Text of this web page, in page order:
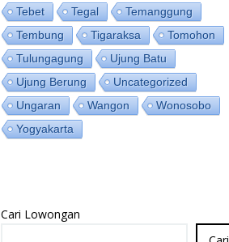
Tebet
Tegal
Temanggung
Tembung
Tigaraksa
Tomohon
Tulungagung
Ujung Batu
Ujung Berung
Uncategorized
Ungaran
Wangon
Wonosobo
Yogyakarta
Cari Lowongan